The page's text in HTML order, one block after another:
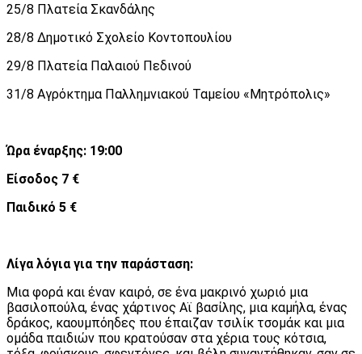
25/8 Πλατεία Σκανδάλης
28/8 Δημοτικό Σχολείο Κοντοπουλίου
29/8 Πλατεία Παλαιού Πεδινού
31/8 Αγρόκτημα Παλλημνιακού Ταμείου «Μητρόπολις»
Ώρα έναρξης: 19:00
Είσοδος 7 €
Παιδικό 5 €
Λίγα λόγια για την παράσταση:
Μια φορά και έναν καιρό, σε ένα μακρινό χωριό μια
βασιλοπούλα, ένας χάρτινος Αϊ βασίλης, μια καμήλα, ένας
δράκος, καουμπόηδες που έπαιζαν τσιλίκ τσομάκ και μια
ομάδα παιδιών που κρατούσαν στα χέρια τους κότσια,